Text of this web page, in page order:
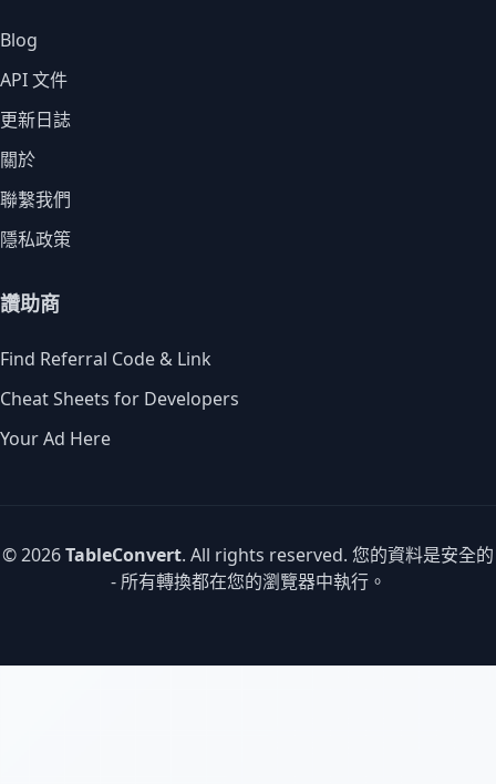
Blog
API 文件
更新日誌
關於
聯繫我們
隱私政策
讚助商
Find Referral Code & Link
Cheat Sheets for Developers
Your Ad Here
© 2026TableConvert. All rights reserved. 您的資料是安全的
- 所有轉換都在您的瀏覽器中執行。